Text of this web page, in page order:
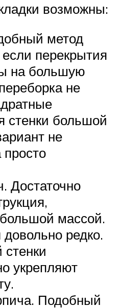
возможны:
метод
перекрытия
на большую
не
стенки большой
не
просто
Достаточно
массой.
довольно редко.
укрепляют
Подобный